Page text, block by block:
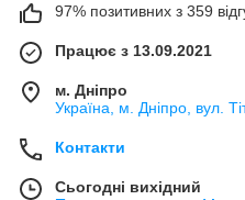
97% позитивних з 359
Працює з 13.09.2021
м. Дніпро
Україна, м. Дніпро, вул.
Контакти
Сьогодні вихідний